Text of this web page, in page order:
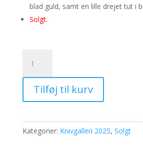
blad guld, samt en lille drejet tut i
Solgt.
07-
antal
Tilføj til kurv
Kategorier: Knivgalleri 2025, Solgt